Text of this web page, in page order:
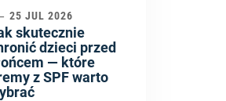
25 JUL 2026
skutecznie
dzieci przed
— które
z SPF warto